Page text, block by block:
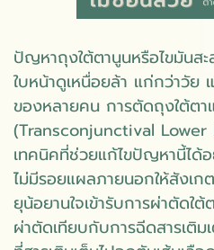
ปัญหาถุงใต้ตานูนหรือไขมันสะ
ใบหน้าดูเหนื่อยล้า แก่กว่าวัย
ของหลายคน การตัดถุงใต้ตา
(Transconjunctival
เทคนิคที่ช่วยแก้ไขปัญหานี้ได้
ไม่มีรอยแผลภายนอกให้สังเ
ยุน้อยานใจเข้ารับการผ่าตัดใ
ผ่าตัดเทียบกับการฉีดสารเติ